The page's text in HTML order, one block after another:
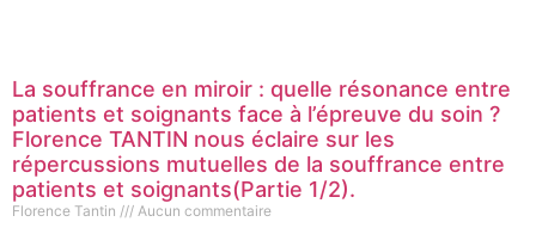
La souffrance en miroir : quelle résonance entre
patients et soignants face à l’épreuve du soin ?
Florence TANTIN nous éclaire sur les
répercussions mutuelles de la souffrance entre
patients et soignants(Partie 1/2).
Florence Tantin Aucun commentaire